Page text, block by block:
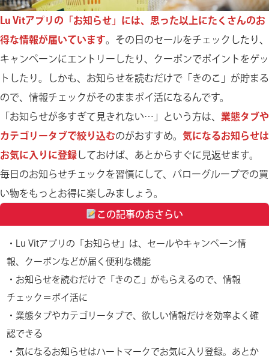
Lu Vitアプリの「お知らせ」には、思った以上にたくさんのお
得な情報が届いています。その日のセールをチェックしたり、
キャンペーンにエントリーしたり、クーポンでポイントをゲッ
トしたり。しかも、お知らせを読むだけで「きのこ」が貯まる
ので、情報チェックがそのままポイ活になるんです。
「お知らせが多すぎて見きれない…」という方は、 業態タブや
カテゴリータブで絞り込むのがおすすめ。 気になるお知らせは
お気に入りに登録しておけば、あとからすぐに見返せます。
毎日のお知らせチェックを習慣にして、バローグループでの買
い物をもっとお得に楽しみましょう。
この記事のおさらい
・Lu Vitアプリの「お知らせ」は、セールやキャンペーン情
報、クーポンなどが届く便利な機能
・お知らせを読むだけで「きのこ」がもらえるので、情報
チェック＝ポイ活に
・業態タブやカテゴリータブで、欲しい情報だけを効率よく確
認できる
・気になるお知らせはハートマークでお気に入り登録。あとか